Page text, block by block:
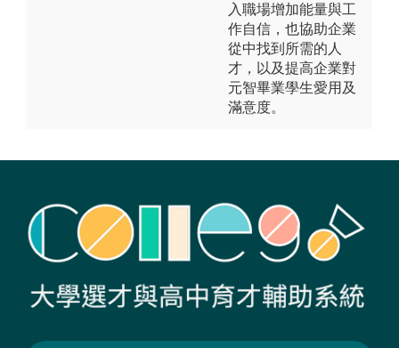
入職場增加能量與工
作自信，也協助企業
從中找到所需的人
才，以及提高企業對
元智畢業學生愛用及
滿意度。